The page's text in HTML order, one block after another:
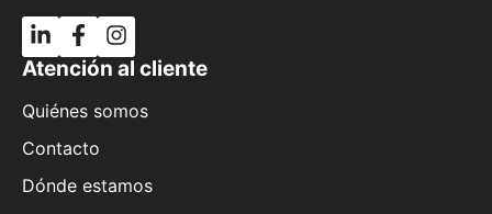
Atención al cliente
Quiénes somos
Contacto
Dónde estamos